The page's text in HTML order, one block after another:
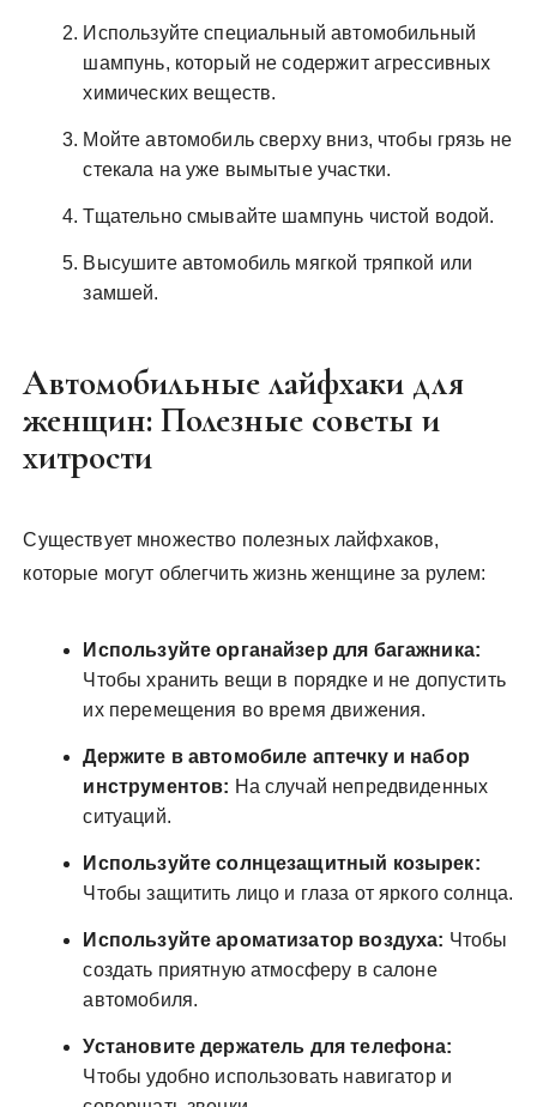
Используйте специальный автомобильный
шампунь, который не содержит агрессивных
химических веществ.
Мойте автомобиль сверху вниз, чтобы грязь не
стекала на уже вымытые участки.
Тщательно смывайте шампунь чистой водой.
Высушите автомобиль мягкой тряпкой или
замшей.
Автомобильные лайфхаки для
женщин: Полезные советы и
хитрости
Существует множество полезных лайфхаков,
которые могут облегчить жизнь женщине за рулем:
Используйте органайзер для багажника:
Чтобы хранить вещи в порядке и не допустить
их перемещения во время движения.
Держите в автомобиле аптечку и набор
инструментов: На случай непредвиденных
ситуаций.
Используйте солнцезащитный козырек:
Чтобы защитить лицо и глаза от яркого солнца.
Используйте ароматизатор воздуха: Чтобы
создать приятную атмосферу в салоне
автомобиля.
Установите держатель для телефона:
Чтобы удобно использовать навигатор и